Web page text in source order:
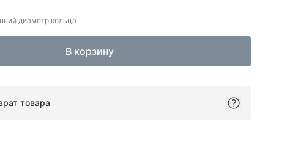
диаметр кольца
В корзину
товара